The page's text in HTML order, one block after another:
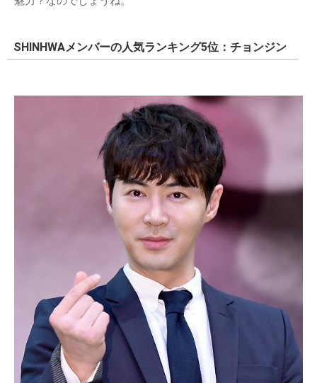
SHINHWAメンバーの人気ランキング5位：チョンジン